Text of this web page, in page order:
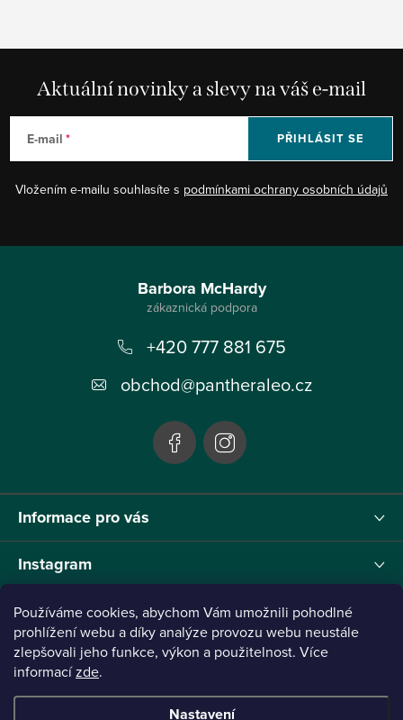
Používáme cookies, abychom Vám umožnili pohodlné
prohlížení webu a díky analýze provozu webu neustále
zlepšovali jeho funkce, výkon a použitelnost. Více
informacízde.
Nastavení
Aktuální novinky a slevy na váš e-mail
E-mail
Vložením e-mailu souhlasíte s podmínkami ochrany osobních údajů
PŘIHLÁSIT SE
Informace pro vás
Instagram
Barbora McHardy
+420 777 881 675
obchod@pantheraleo.cz
Tento projekt byl realizován pod reg.č. 0380001205 s názvem Panthera Leo
zaměřený na inovaci webu a marketingových nástrojů financovaný Evropskou Unií -